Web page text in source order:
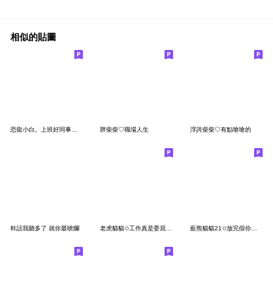
相似的貼圖
恐龍小白。上班好同事下班不認識 胖柴柴♡職場人生 浮誇柴柴♡有點嗆嗆的
幹話我聽多了 就你最唬爛 藍熊貓貓21✩放完假你仍舊是一隻社畜